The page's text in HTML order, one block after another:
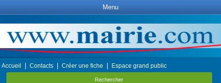
Menu
Accueil Contacts Créer une fiche Espace grand public
Rechercher